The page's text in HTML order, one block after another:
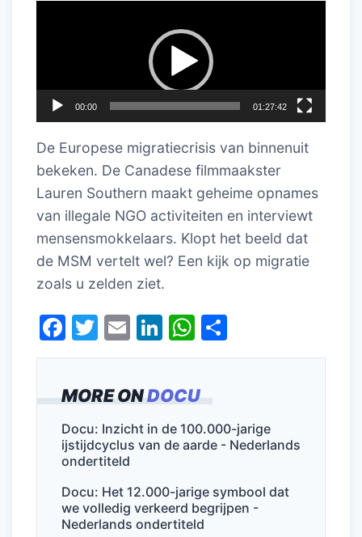
MORE ONDOCU
Docu: Inzicht in de 100.000-jarige
ijstijdcyclus van de aarde - Nederlands
ondertiteld
Docu: Het 12.000-jarige symbool dat
we volledig verkeerd begrijpen -
Nederlands ondertiteld
00:00 01:27:42
De Europese migratiecrisis van binnenuit
bekeken. De Canadese filmmaakster
Lauren Southern maakt geheime opnames
van illegale NGO activiteiten en interviewt
mensensmokkelaars. Klopt het beeld dat
de MSM vertelt wel? Een kijk op migratie
zoals u zelden ziet.
F
a
e
b
o
o
k
T
w
er
E
m
l
Li
n
e
dI
n
W
h
s
A
p
p
el